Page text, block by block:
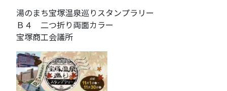
湯のまち宝塚温泉巡りスタンプラリー
Ｂ４ 二つ折り両面カラー
宝塚商工会議所